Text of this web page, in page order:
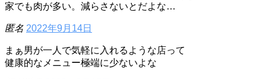
家でも肉が多い。減らさないとだよな…
匿名 2022年9月14日
まぁ男が一人で気軽に入れるような店って
健康的なメニュー極端に少ないよな